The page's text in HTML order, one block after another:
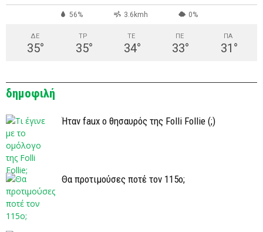
56% 3.6kmh 0%
ΔΕ
35°
ΤΡ
35°
ΤΕ
34°
ΠΕ
33°
ΠΑ
31 °
δημοφιλή
Ήταν faux ο θησαυρός της Folli Follie (;)
Θα προτιμούσες ποτέ τον 115ο;